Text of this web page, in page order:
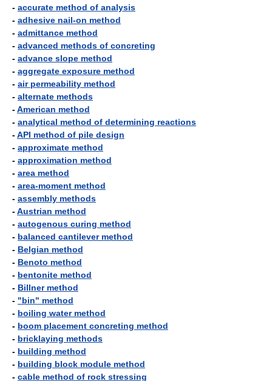
- accurate method of analysis
- adhesive nail-on method
- admittance method
- advanced methods of concreting
- advance slope method
- aggregate exposure method
- air permeability method
- alternate methods
-American method
- analytical method of determining reactions
-API method of pile design
- approximate method
- approximation method
- area method
- area-moment method
- assembly methods
-Austrian method
- autogenous curing method
- balanced cantilever method
- Belgian method
- Benoto method
- bentonite method
- Billner method
- "bin" method
- boiling water method
- boom placement concreting method
- bricklaying methods
- building method
- building block module method
- cable method of rock stressing